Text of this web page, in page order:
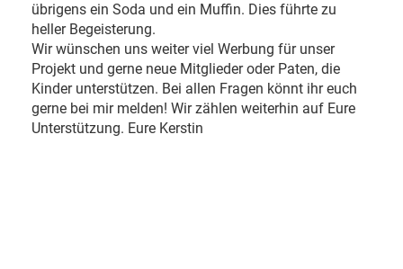
übrigens ein Soda und ein Muffin. Dies führte zu
heller Begeisterung.
Wir wünschen uns weiter viel Werbung für unser
Projekt und gerne neue Mitglieder oder Paten, die
Kinder unterstützen. Bei allen Fragen könnt ihr euch
gerne bei mir melden! Wir zählen weiterhin auf Eure
Unterstützung. Eure Kerstin